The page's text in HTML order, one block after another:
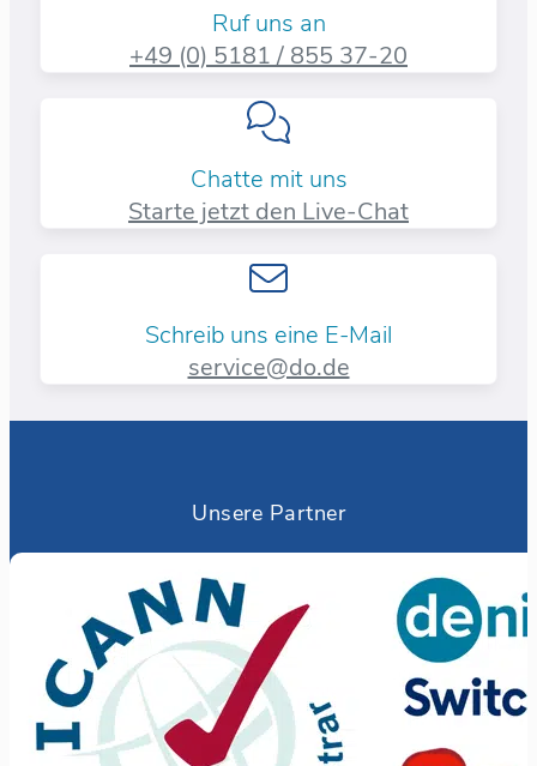
Ruf uns an
+49 (0) 5181 / 855 37-20​
Chatte mit uns
Starte jetzt den Live-Chat
Schreib uns eine E-Mail
service@do.de
Unsere Partner